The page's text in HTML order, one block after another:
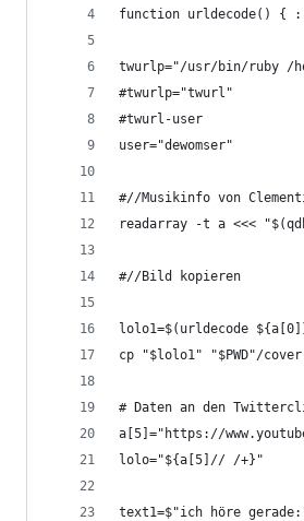
function urldecode()
twurlp="/usr/bin/ruby /
#twurlp="twurl"
#twurl-user
user="dewomser"
#//Musikinfo von
readarray -t a <<<
#//Bild kopieren
lolo1=$(urldecode
cp "$lolo1" "$PWD"/
# Daten an den
a[5]="https://
lolo="${a[5]// /+}"
text1=$"ich höre